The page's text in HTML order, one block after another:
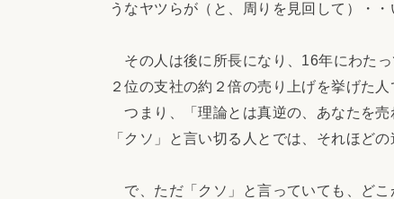
うなヤツらが（と、周りを見回して）・
その人は後に所長になり、16年にわた
２位の支社の約２倍の売り上げを挙げた人
つまり、「理論とは真逆の、あなたを
「クソ」と言い切る人とでは、それほど
で、ただ「クソ」と言っていても、ど